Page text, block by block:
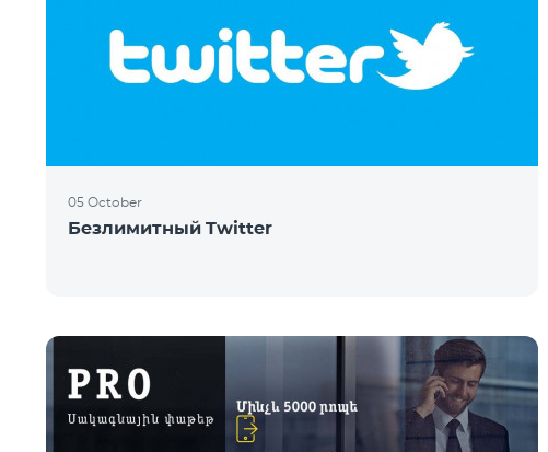
05 October
Безлимитный Twitter